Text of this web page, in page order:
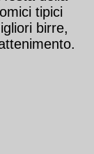
tipici
birre,